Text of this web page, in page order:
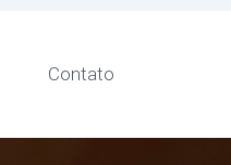
Contato